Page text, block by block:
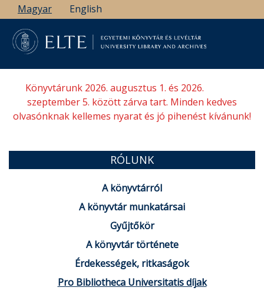
Ugrás
a
tartalomra
Magyar English
Könyvtárunk 2026. augusztus 1. és 2026.
szeptember 5. között zárva tart. Minden kedves
olvasónknak kellemes nyarat és jó pihenést kívánunk!
RÓLUNK
A könyvtárról
A könyvtár munkatársai
Gyűjtőkör
A könyvtár története
Érdekességek, ritkaságok
Pro Bibliotheca Universitatis díjak